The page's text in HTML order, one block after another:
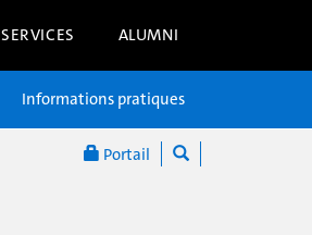
SERVICES ALUMNI
Portail
Informations pratiques